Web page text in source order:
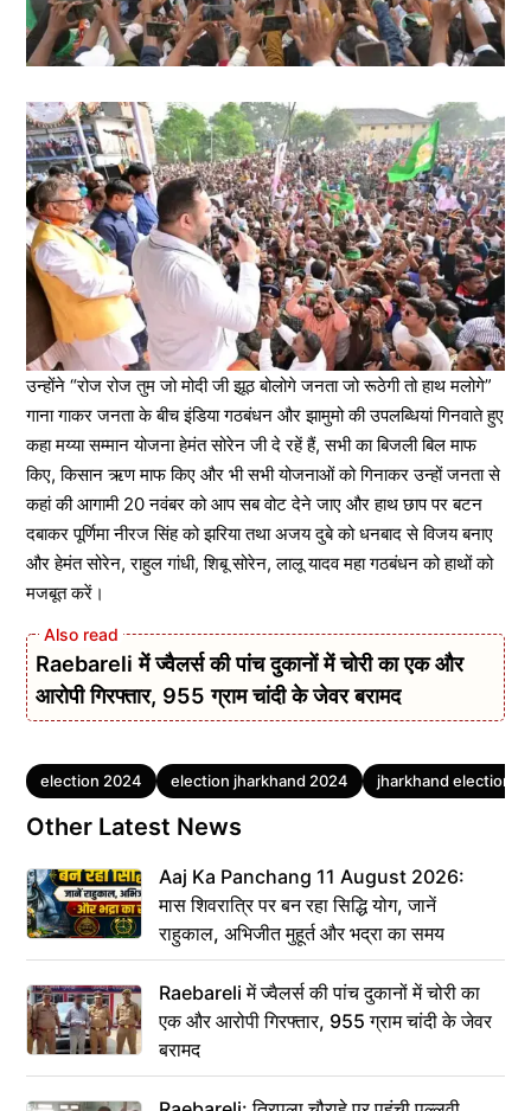
उन्होंने “रोज रोज तुम जो मोदी जी झूठ बोलोगे जनता जो रूठेगी तो हाथ मलोगे”
गाना गाकर जनता के बीच इंडिया गठबंधन और झामुमो की उपलब्धियां गिनवाते हुए
कहा मय्या सम्मान योजना हेमंत सोरेन जी दे रहें हैं, सभी का बिजली बिल माफ
किए, किसान ऋण माफ किए और भी सभी योजनाओं को गिनाकर उन्हों जनता से
कहां की आगामी 20 नवंबर को आप सब वोट देने जाए और हाथ छाप पर बटन
दबाकर पूर्णिमा नीरज सिंह को झरिया तथा अजय दुबे को धनबाद से विजय बनाए
और हेमंत सोरेन, राहुल गांधी, शिबू सोरेन, लालू यादव महा गठबंधन को हाथों को
मजबूत करें।
Raebareli में ज्वैलर्स की पांच दुकानों में चोरी का एक और
आरोपी गिरफ्तार, 955 ग्राम चांदी के जेवर बरामद
Tags
election 2024 election jharkhand 2024 jharkhand election
Other Latest News
Aaj Ka Panchang 11 August 2026:
मास शिवरात्रि पर बन रहा सिद्धि योग, जानें
राहुकाल, अभिजीत मुहूर्त और भद्रा का समय
Raebareli में ज्वैलर्स की पांच दुकानों में चोरी का
एक और आरोपी गिरफ्तार, 955 ग्राम चांदी के जेवर
बरामद